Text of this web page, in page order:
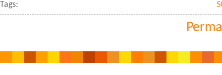
Tags: